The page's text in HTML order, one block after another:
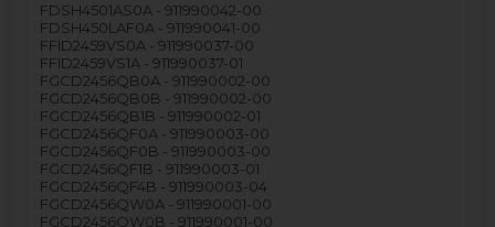
FDSH4501AS0A - 911990042-00
FDSH450LAF0A - 911990041-00
FFID2459VS0A - 911990037-00
FFID2459VS1A - 911990037-01
FGCD2456QB0A - 911990002-00
FGCD2456QB0B - 911990002-00
FGCD2456QB1B - 911990002-01
FGCD2456QF0A - 911990003-00
FGCD2456QF0B - 911990003-00
FGCD2456QF1B - 911990003-01
FGCD2456QF4B - 911990003-04
FGCD2456QW0A - 911990001-00
FGCD2456QW0B - 911990001-00